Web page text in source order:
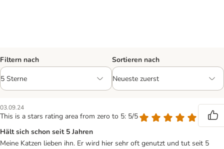
Filtern nach Sortieren nach
03.09.24
This is a stars rating area from zero to 5: 5/5
Hält sich schon seit 5 Jahren
Meine Katzen lieben ihn. Er wird hier sehr oft genutzt und tut seit 5